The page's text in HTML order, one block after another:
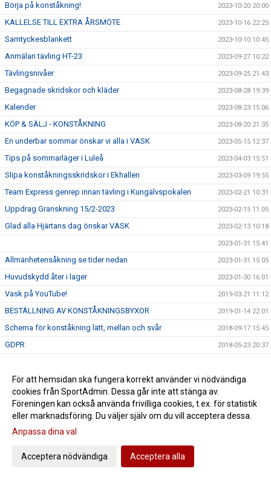
Börja på konståkning! 2023-10-20 20:00
KALLELSE TILL EXTRA ÅRSMÖTE 2023-10-16 22:25
Samtyckesblankett 2023-10-10 10:45
Anmälan tävling HT-23 2023-09-27 10:22
Tävlingsnivåer 2023-09-25 21:43
Begagnade skridskor och kläder 2023-08-28 19:39
Kalender 2023-08-23 15:06
KÖP & SÄLJ - KONSTÅKNING 2023-08-20 21:35
En underbar sommar önskar vi alla i VASK 2023-05-15 12:37
Tips på sommarläger i Luleå 2023-04-03 15:51
Slipa konståkningsskridskor i Ekhallen 2023-03-09 19:55
Team Express genrep innan tävling i Kungälvspokalen 2023-02-21 10:31
Uppdrag Granskning 15/2-2023 2023-02-15 11:05
Glad alla Hjärtans dag önskar VASK 2023-02-13 10:18
2023-01-31 15:41
Allmänhetensåkning se tider nedan 2023-01-31 15:05
Huvudskydd åter i lager 2023-01-30 16:01
Vask på YouTube! 2019-03-21 11:12
BESTÄLLNING AV KONSTÅKNINGSBYXOR 2019-01-14 22:01
Schema för konståkning lätt, mellan och svår 2018-09-17 15:45
GDPR 2018-05-23 20:37
VASK-dagen 2017-09-13 10:33
Säsongen 2017/2018 2017-08-29 10:05
Gå till Webbversion
För att hemsidan ska fungera korrekt använder vi nödvändiga
cookies från SportAdmin. Dessa går inte att stänga av.
Föreningen kan också använda frivilliga cookies, t.ex. för statistik
eller marknadsföring. Du väljer själv om du vill acceptera dessa.
Anpassa dina val
Acceptera nödvändiga Acceptera alla